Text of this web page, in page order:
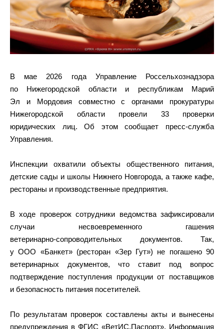
В мае 2026 года Управление Россельхознадзора
по Нижегородской области и республикам Марий
Эл и Мордовия совместно с органами прокуратуры
Нижегородской области провели 33 проверки
юридических лиц. Об этом сообщает пресс-служба
Управления.
Инспекции охватили объекты общественного питания,
детские сады и школы Нижнего Новгорода, а также кафе,
рестораны и производственные предприятия.
В ходе проверок сотрудники ведомства зафиксировали
случаи несвоевременного гашения
ветеринарно‑сопроводительных документов. Так,
у ООО «Банкет» (ресторан «Зер Гут») не погашено 90
ветеринарных документов, что ставит под вопрос
подтверждение поступления продукции от поставщиков
и безопасность питания посетителей.
По результатам проверок составлены акты и вынесены
предупреждения в ФГИС «ВетИС.Паспорт». Информация